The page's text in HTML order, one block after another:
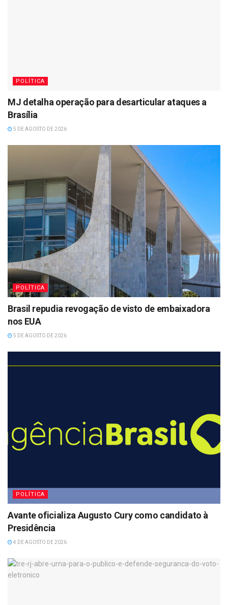
POLÍTICA
MJ detalha operação para desarticular ataques a
Brasília
5 DE AGOSTO DE 2026
POLÍTICA
Brasil repudia revogação de visto de embaixadora
nos EUA
5 DE AGOSTO DE 2026
POLÍTICA
Avante oficializa Augusto Cury como candidato à
Presidência
4 DE AGOSTO DE 2026